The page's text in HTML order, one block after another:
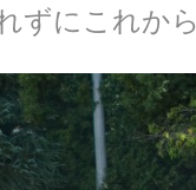
ずにこれか